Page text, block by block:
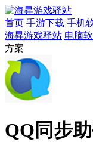
首页 手游下载 手机
海昇游戏驿站 电脑
方案
QQ同步